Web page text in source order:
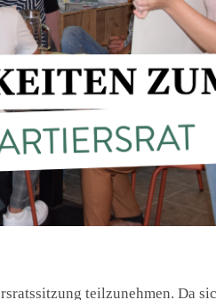
teilzunehmen. Da